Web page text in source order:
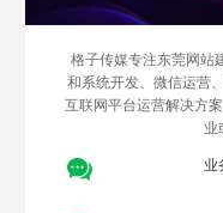
格子传媒专注东莞网站
和系统开发、微信运营
互联网平台运营解决方
业
业